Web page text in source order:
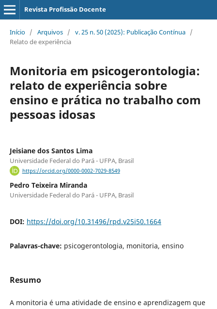
Revista Profissão Docente
Início / Arquivos / v. 25 n. 50 (2025): Publicação Contínua /
Relato de experiência
Monitoria em psicogerontologia:
relato de experiência sobre
ensino e prática no trabalho com
pessoas idosas
Jeisiane dos Santos Lima
Universidade Federal do Pará - UFPA, Brasil
https://orcid.org/0000-0002-7029-8549
Pedro Teixeira Miranda
Universidade Federal do Pará - UFPA, Brasil
DOI: https://doi.org/10.31496/rpd.v25i50.1664
Palavras-chave: psicogerontologia, monitoria, ensino
Resumo
A monitoria é uma atividade de ensino e aprendizagem que